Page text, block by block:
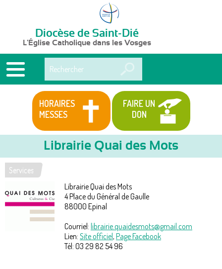
Diocèse de Saint-Dié
L'Église Catholique dans les Vosges
HORAIRES
MESSES
FAIRE UN
DON
Vous
êtes
Services
Librairie Quai des Mots
Librairie Quai des Mots
4 Place du Général de Gaulle
88000 Epinal
Courriel: librairie.quaidesmots@gmail.com
Lien: Site officiel, Page Facebook
Tél: 03 29 82 54 96